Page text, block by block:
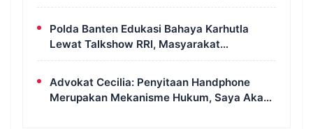
Bahu Jalan Langsung Ditertibkan
Polda Banten Edukasi Bahaya Karhutla
Lewat Talkshow RRI, Masyarakat
Diingatkan Ancaman Pidana Pembakaran
Advokat Cecilia: Penyitaan Handphone
Merupakan Mekanisme Hukum, Saya Akan